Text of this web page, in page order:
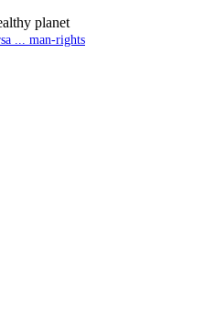
planet
... man-rights